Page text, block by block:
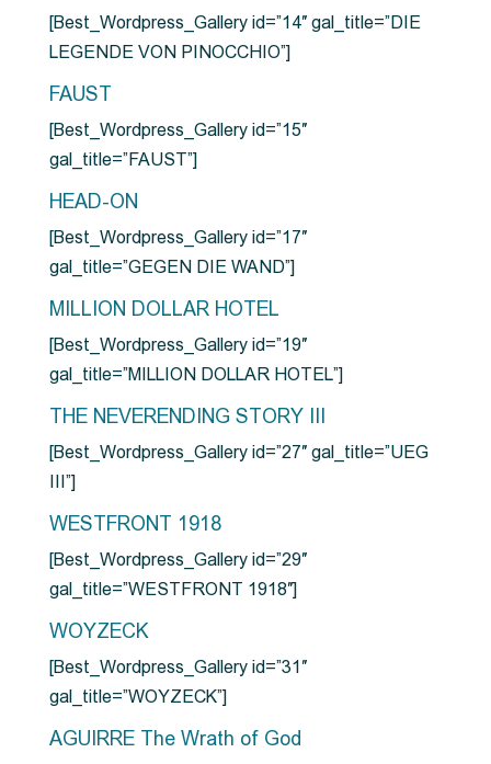
[Best_Wordpress_Gallery id=”14″ gal_title=”DIE
LEGENDE VON PINOCCHIO”]
FAUST
[Best_Wordpress_Gallery id=”15″
gal_title=”FAUST”]
HEAD-ON
[Best_Wordpress_Gallery id=”17″
gal_title=”GEGEN DIE WAND”]
MILLION DOLLAR HOTEL
[Best_Wordpress_Gallery id=”19″
gal_title=”MILLION DOLLAR HOTEL”]
THE NEVERENDING STORY III
[Best_Wordpress_Gallery id=”27″ gal_title=”UEG
III”]
WESTFRONT 1918
[Best_Wordpress_Gallery id=”29″
gal_title=”WESTFRONT 1918″]
WOYZECK
[Best_Wordpress_Gallery id=”31″
gal_title=”WOYZECK”]
AGUIRRE The Wrath of God